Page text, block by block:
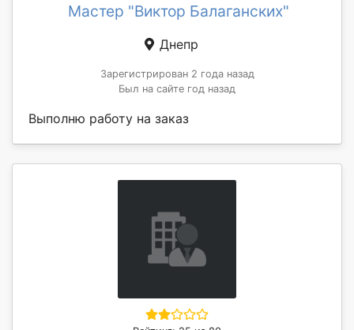
Мастер "Виктор Балаганских"
Днепр
Зарегистрирован 2 года назад
Был на сайте год назад
Выполню работу на заказ